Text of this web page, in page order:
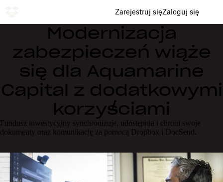
Zarejestruj sięZaloguj się
Modernizacja
zabezpieczeń wiąże
się dla Aquamarine
Capital z dodatkowymi
korzyściami
Fundusz inwestycyjny synchronizuje, udostępnia i chroni swoje
dokumenty oraz komunikację za pomocą Dropbox i DocSend.